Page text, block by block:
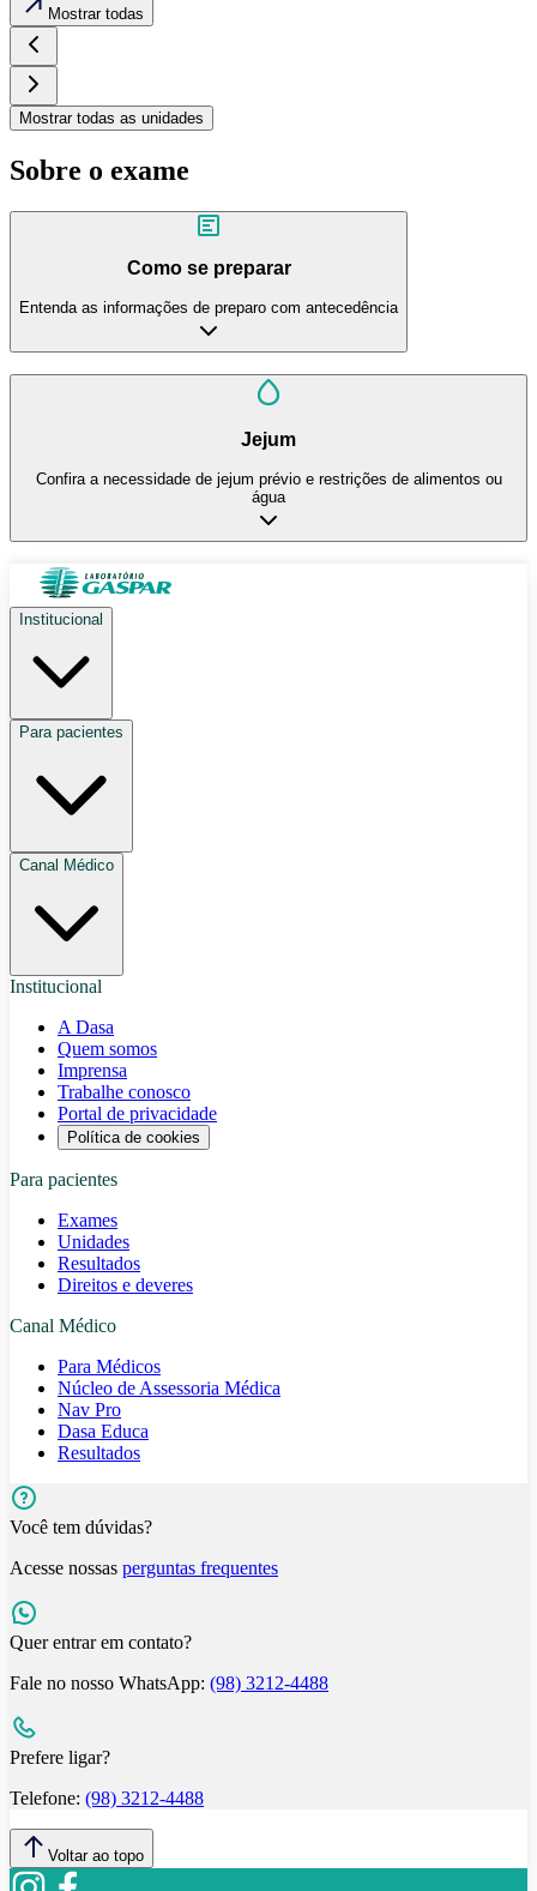
Mostrar todas
Mostrar todas as unidades
Sobre o exame
Como se preparar
Entenda as informações de preparo com antecedência
Jejum
Confira a necessidade de jejum prévio e restrições de alimentos ou
água
Institucional
Para pacientes
Canal Médico
Institucional
A Dasa
Quem somos
Imprensa
Trabalhe conosco
Portal de privacidade
Política de cookies
Para pacientes
Exames
Unidades
Resultados
Direitos e deveres
Canal Médico
Para Médicos
Núcleo de Assessoria Médica
Nav Pro
Dasa Educa
Resultados
Você tem dúvidas?
Acesse nossas perguntas frequentes
Quer entrar em contato?
Fale no nosso WhatsApp: (98) 3212-4488
Prefere ligar?
Telefone: (98) 3212-4488
Voltar ao topo